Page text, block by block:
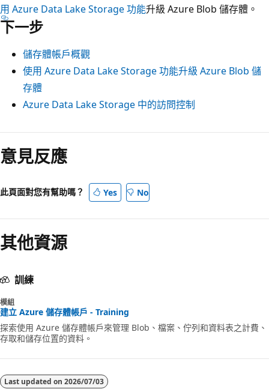
用 Azure Data Lake Storage 功能升級 Azure Blob 儲存體。
下一步
儲存體帳戶概觀
使用 Azure Data Lake Storage 功能升級 Azure Blob 儲
存體
Azure Data Lake Storage 中的訪問控制
意見反應
此頁面對您有幫助嗎？ Yes No
其他資源
訓練
模組
建立 Azure 儲存體帳戶 - Training
探索使用 Azure 儲存體帳戶來管理 Blob、檔案、佇列和資料表之計費、
存取和儲存位置的資料。
Last updated on 2026/07/03